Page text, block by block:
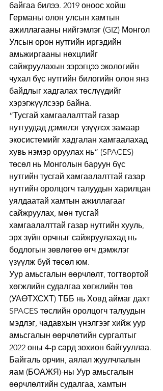
байгаа билээ. 2019 оноос хойш
Германы олон улсын хамтын
ажиллагааны нийгэмлэг (GIZ) Монгол
Улсын орон нутгийн иргэдийн
амьжиргааны нөхцлийг
сайжруулахын зэрэгцээ экологийн
чухал бүс нутгийн билогийн олон янз
байдлыг хадгалах төслүүдийг
хэрэгжүүлсээр байна.
“Тусгай хамгаалалттай газар
нутгуудад дэмжлэг үзүүлэх замаар
экосистемийг хадгалан хамгаалахад
хувь нэмэр оруулах нь” (SPACES)
төсөл нь Монголын баруун бүс
нутгийн тусгай хамгаалалттай газар
нутгийн оролцогч талуудын харилцан
уялдаатай хамтын ажиллагааг
сайжруулах, мөн тусгай
хамгаалалттай газар нутгийн хууль,
эрх зүйн орчныг сайжруулахад нь
бодлогын зөвлөгөө өгч дэмжлэг
үзүүлж буй төсөл юм.
Уур амьсгалын өөрчлөлт, тогтвортой
хөгжлийн судалгаа хөгжлийн төв
(УАӨТХСХТ) ТББ нь Ховд аймаг дахт
SPACES төслийн оролцогч талуудын
мэдлэг, чадавхын үнэлгээг хийж уур
амьсгалын өөрчлөтийн сургалтыг
2022 оны 4-р сард зохион байгууллаа.
Байгаль орчин, аялал жуулчлалын
яам (БОАЖЯ)-ны Уур амьсгалын
өөрчлөлтийн судалгаа, хамтын